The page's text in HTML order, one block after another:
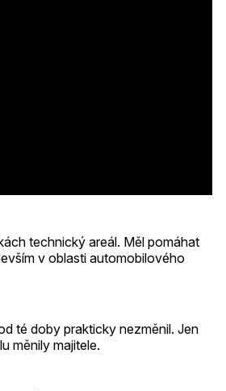
technický areál. Měl pomáhat
v oblasti automobilového
té doby prakticky nezměnil. Jen
měnily majitele.